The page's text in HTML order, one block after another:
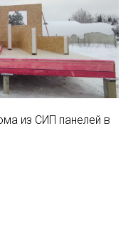
из СИП панелей в